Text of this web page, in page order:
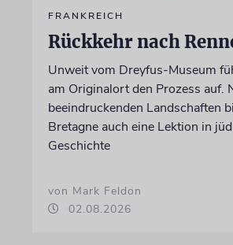
FRANKREICH
Rückkehr nach
Unweit vom Dreyfus-Museum
am Originalort den Prozess auf.
beeindruckenden Landschaften
Bretagne auch eine Lektion in
Geschichte
von Mark Feldon
02.08.2026